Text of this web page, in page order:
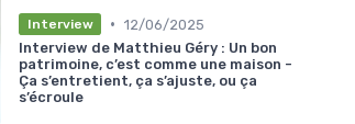
Interview • 12/06/2025
Interview de Matthieu Géry : Un bon
patrimoine, c’est comme une maison -
Ça s’entretient, ça s’ajuste, ou ça
s’écroule